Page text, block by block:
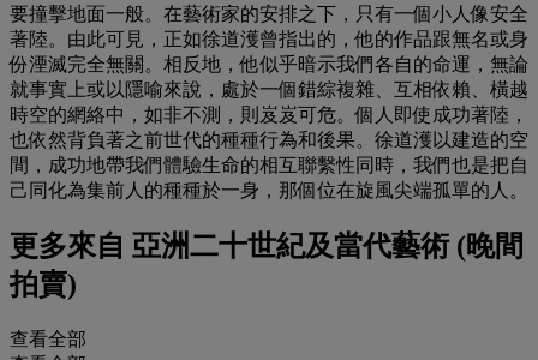
要撞擊地面一般。在藝術家的安排之下，只有一個小人像安全
著陸。由此可見，正如徐道濩曾指出的，他的作品跟無名或身
份湮滅完全無關。相反地，他似乎暗示我們各自的命運，無論
就事實上或以隱喻來說，處於一個錯綜複雜、互相依賴、橫越
時空的網絡中，如非不測，則岌岌可危。個人即使成功著陸，
也依然背負著之前世代的種種行為和後果。徐道濩以建造的空
間，成功地帶我們體驗生命的相互聯繫性同時，我們也是把自
己同化為集前人的種種於一身，那個位在旋風尖端孤單的人。
更多來自 亞洲二十世紀及當代藝術 (晚間
拍賣)
查看全部